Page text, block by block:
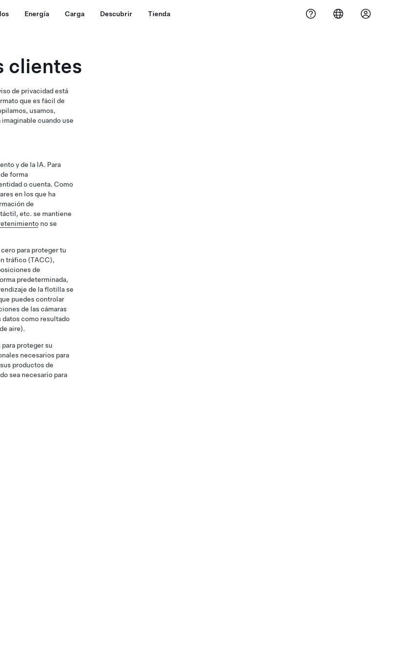
Energía Carga Descubrir Tienda
clientes
de privacidad está
que es fácil de
usamos,
cuando use
y de la IA. Para
forma
o cuenta. Como
en los que ha
de
etc. se mantiene
no se
para proteger tu
tráfico (TACC),
de
predeterminada,
de la flotilla se
puedes controlar
de las cámaras
datos como resultado
aire).
proteger su
necesarios para
productos de
sea necesario para